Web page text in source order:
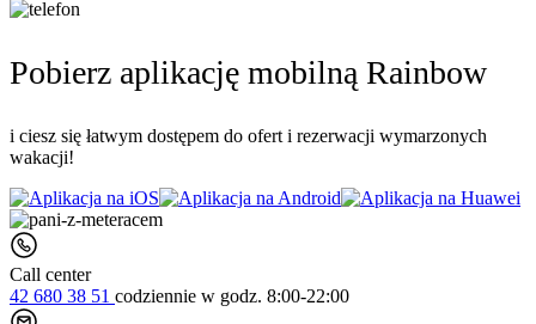
Pobierz aplikację mobilną Rainbow
i ciesz się łatwym dostępem do ofert i rezerwacji wymarzonych
wakacji!
Call center
42 680 38 51 codziennie w godz. 8:00-22:00